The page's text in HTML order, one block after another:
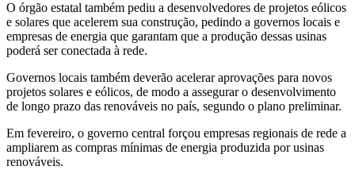
O órgão estatal também pediu a desenvolvedores de projetos eólicos
e solares que acelerem sua construção, pedindo a governos locais e
empresas de energia que garantam que a produção dessas usinas
poderá ser conectada à rede.
Governos locais também deverão acelerar aprovações para novos
projetos solares e eólicos, de modo a assegurar o desenvolvimento
de longo prazo das renováveis no país, segundo o plano preliminar.
Em fevereiro, o governo central forçou empresas regionais de rede a
ampliarem as compras mínimas de energia produzida por usinas
renováveis.